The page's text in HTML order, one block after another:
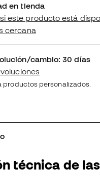
en tienda
este producto está
cercana
cambio: 30 días
productos personalizados.
técnica de las